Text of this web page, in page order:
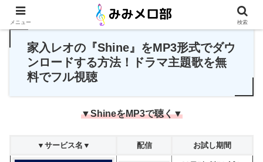
PR
家入レオの『Shine』をMP3形式でダウ
ンロードする方法！ドラマ主題歌を無
料でフル視聴
▼ShineをMP3で聴く▼
▼サービス名▼ 配信 お試し期間
メニュー 検索